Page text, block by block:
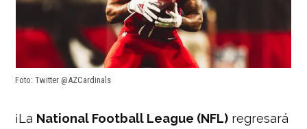
Foto: Twitter @AZCardinals
¡La National Football League (NFL) regresará